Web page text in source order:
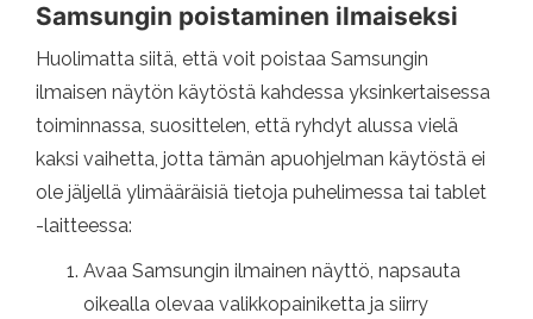
Samsungin poistaminen ilmaiseksi
Huolimatta siitä, että voit poistaa Samsungin
ilmaisen näytön käytöstä kahdessa yksinkertaisessa
toiminnassa, suosittelen, että ryhdyt alussa vielä
kaksi vaihetta, jotta tämän apuohjelman käytöstä ei
ole jäljellä ylimääräisiä tietoja puhelimessa tai tablet
-laitteessa:
Avaa Samsungin ilmainen näyttö, napsauta
oikealla olevaa valikkopainiketta ja siirry